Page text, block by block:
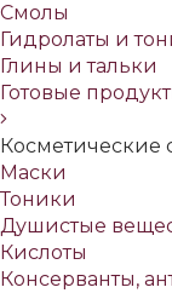
Смолы
Гидролаты и
Глины и тальки
Готовые
Косметические
Маски
Тоники
Душистые
Кислоты
Консерванты,